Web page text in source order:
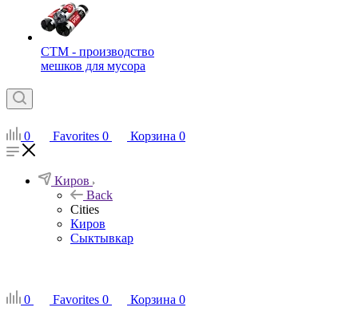
СТМ - производство
мешков для мусора
0 Favorites 0 Корзина 0
Киров
Back
Cities
Киров
Сыктывкар
0
Favorites 0 Корзина 0